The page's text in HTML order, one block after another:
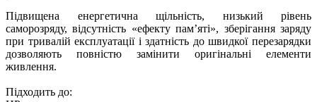
Підвищена енергетична щільність, низький рівень
саморозряду, відсутність «ефекту пам’яті», зберігання заряду
при тривалій експлуатації і здатність до швидкої перезарядки
дозволяють повністю замінити оригінальні елементи
живлення.
Підходить до: